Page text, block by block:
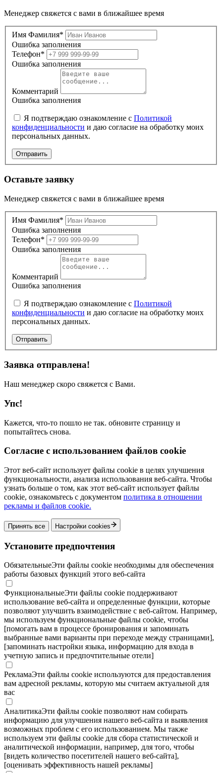
Менеджер свяжется с вами в ближайшее время
Имя Фамилия*
Ошибка заполнения
Телефон*
Ошибка заполнения
Комментарий
Ошибка заполнения
Я подтверждаю ознакомление с Политикой
конфиденциальности
персональных данных.
Отправить
Оставьте заявку
Менеджер свяжется с вами в ближайшее время
Имя Фамилия*
Ошибка заполнения
Телефон*
Ошибка заполнения
Комментарий
Ошибка заполнения
Я подтверждаю ознакомление с Политикой
конфиденциальности
персональных данных.
Отправить
Заявка отправлена!
Наш менеджер скоро свяжется с Вами.
Упс!
Кажется, что-то пошло не так. обновите страницу и
попытайтесь снова.
Согласие с использованием файлов cookie
Этот веб-сайт использует файлы cookie в целях улучшения
функциональности, анализа использования веб-сайта. Чтобы
узнать больше о том, как этот веб-сайт использует файлы
cookie, ознакомьтесь с документом политика в отношении
рекламы и файлов cookie.
Принять все Настройки cookies
Установите предпочтения
ОбязательныеЭти файлы cookie необходимы для обеспечения
работы базовых функций этого веб-сайта
ФункциональныеЭти файлы cookie поддерживают
использование веб-сайта и определенные функции, которые
позволяют улучшить взаимодействие с веб-сайтом. Например,
мы используем функциональные файлы cookie, чтобы
[помогать вам в процессе бронирования и запоминать
выбранные вами варианты при переходе между страницами],
[запоминать настройки языка, информацию для входа в
учетную запись и предпочтительные отели]
РекламаЭти файлы cookie используются для предоставления
вам адресной рекламы, которую мы считаем актуальной для
вас
АналитикаЭти файлы cookie позволяют нам собирать
информацию для улучшения нашего веб-сайта и выявления
возможных проблем с его использованием. Мы также
используем эти файлы cookie для сбора статистической и
аналитической информации, например, для того, чтобы
[видеть количество посетителей нашего веб-сайта],
[оценивать эффективность нашей рекламы]